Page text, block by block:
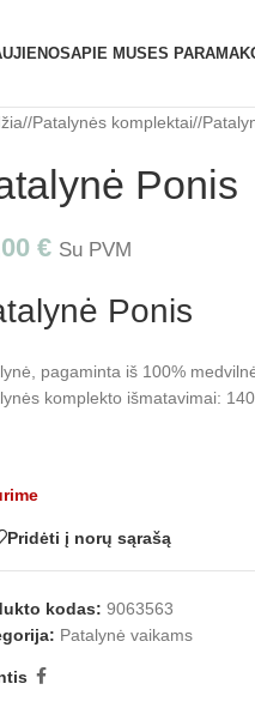
APIE MUS ES PARAMA
/ Patalynės komplektai/
Ponis
€ Su PVM
Ponis
pagaminta iš 100%
komplekto išmatavimai:
Pridėti į norų sąrašą
kodas: 9063563
Patalynė vaikams